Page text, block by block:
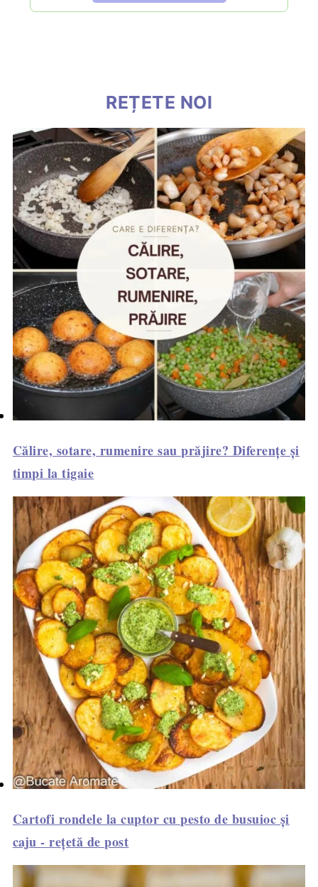
REȚETE NOI
Călire, sotare, rumenire sau prăjire? Diferențe și
timpi la tigaie
Cartofi rondele la cuptor cu pesto de busuioc și
caju - rețetă de post